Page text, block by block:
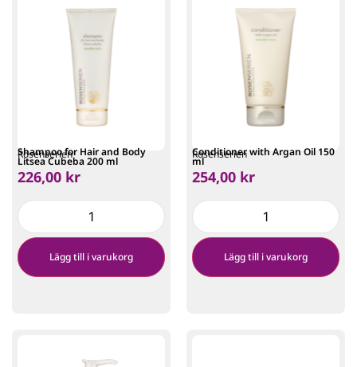
Rosenserien
Shampoo for Hair and Body
Litsea Cubeba 200 ml
226,00 kr
Lägg till i varukorg
Rosenserien
Conditioner with Argan Oil 150
ml
254,00 kr
Lägg till i varukorg